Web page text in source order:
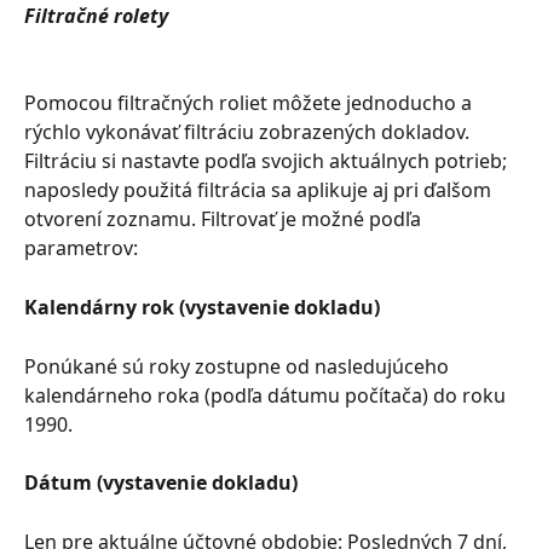
Filtračné rolety
Pomocou filtračných roliet môžete jednoducho a
rýchlo vykonávať filtráciu zobrazených dokladov.
Filtráciu si nastavte podľa svojich aktuálnych potrieb;
naposledy použitá filtrácia sa aplikuje aj pri ďalšom
otvorení zoznamu. Filtrovať je možné podľa
parametrov:
Kalendárny rok (vystavenie dokladu)
Ponúkané sú roky zostupne od nasledujúceho
kalendárneho roka (podľa dátumu počítača) do roku
1990.
Dátum (vystavenie dokladu)
Len pre aktuálne účtovné obdobie: Posledných 7 dní,